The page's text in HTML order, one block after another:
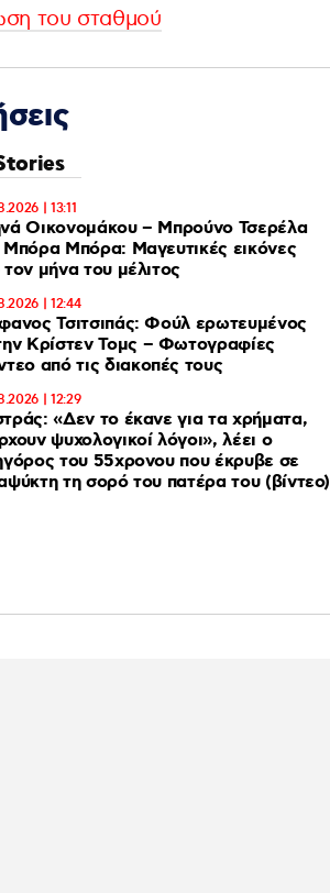
του σταθμού
| 13:11
Οικονομάκου – Μπρούνο Τσερέλα
Μπόρα: Mαγευτικές εικόνες
μήνα του μέλιτος
| 12:44
Τσιτσιπάς: Φούλ ερωτευμένος
Κρίστεν Τομς – Φωτογραφίες
από τις διακοπές τους
| 12:29
«Δεν το έκανε για τα χρήματα,
ψυχολογικοί λόγοι», λέει ο
του 55χρονου που έκρυβε σε
τη σορό του πατέρα του (βίντεο)